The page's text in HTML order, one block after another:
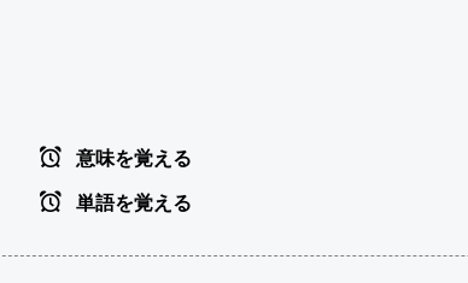
意味を覚える
単語を覚える